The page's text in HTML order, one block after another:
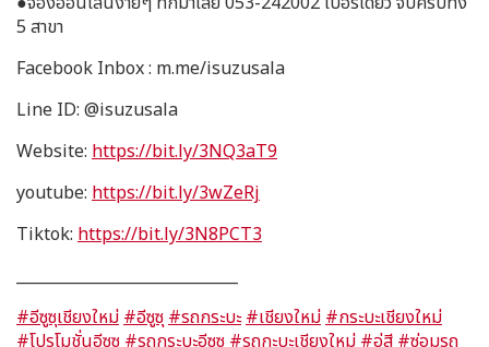
5 สาขา
Facebook Inbox : m.me/isuzusala
Line ID: @isuzusala
Website: https://bit.ly/3NQ3aT9
youtube: https://bit.ly/3wZeRj
Tiktok: https://bit.ly/3N8PCT3
_____________________________
#อีซูซุเชียงใหม่#อีซูซุ#รถกระบะ#เชียงใหม่#กระบะเชียงใหม่
#โปรโมชั่นอีซูซุ#รถกระบะอีซูซุ#รถกะบะเชียงใหม่#อู่สี#ซ่อมรถ